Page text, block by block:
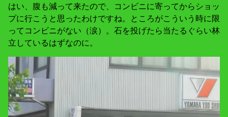
はい、腹も減って来たので、コンビニに寄ってからショッ
プに行こうと思ったわけですね。ところがこういう時に限
ってコンビニがない（涙）。石を投げたら当たるぐらい林
立しているはずなのに。